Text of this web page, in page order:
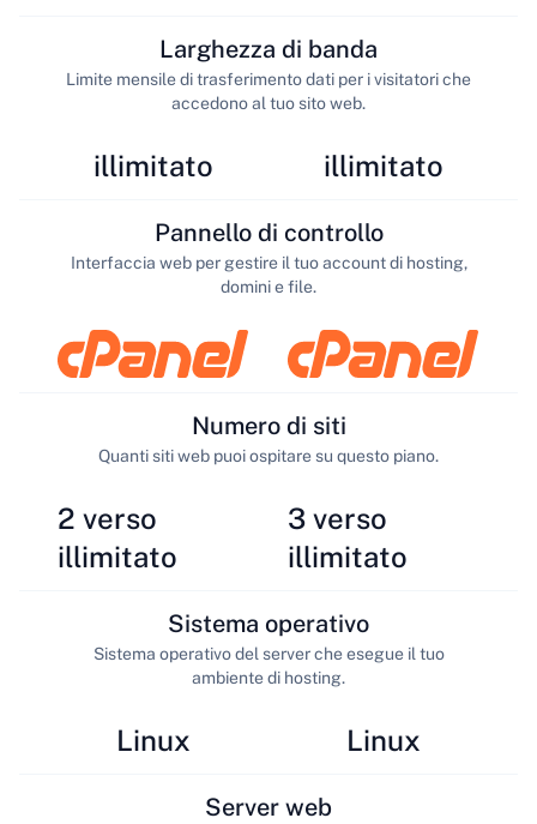
illimitato
Larghezza di banda
Limite mensile di trasferimento dati per i visitatori che
accedono al tuo sito web.
illimitato
Pannello di controllo
Interfaccia web per gestire il tuo account di hosting,
domini e file.
2 verso
illimitato
Numero di siti
Quanti siti web puoi ospitare su questo piano.
3 verso
illimitato
Linux
Sistema operativo
Sistema operativo del server che esegue il tuo
ambiente di hosting.
Linux
Server web